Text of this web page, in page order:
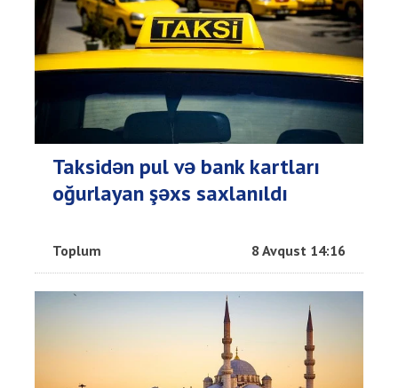
Taksidən pul və bank kartları
oğurlayan şəxs saxlanıldı
Toplum 8 Avqust 14:16